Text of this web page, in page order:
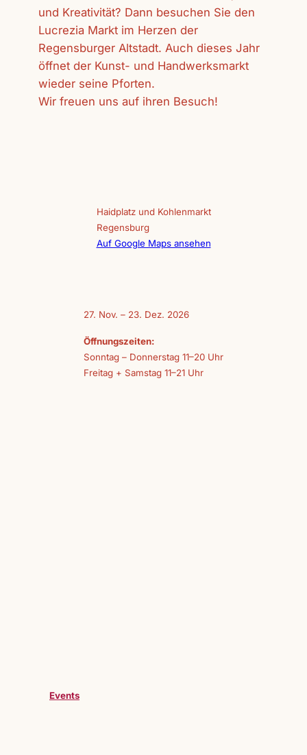
und Kreativität? Dann besuchen Sie den
Lucrezia Markt im Herzen der
Regensburger Altstadt. Auch dieses Jahr
öffnet der Kunst- und Handwerksmarkt
wieder seine Pforten.
Wir freuen uns auf ihren Besuch!
Haidplatz und Kohlenmarkt
Regensburg
Auf Google Maps ansehen
27. Nov. – 23. Dez. 2026
Öffnungszeiten:
Sonntag – Donnerstag 11–20 Uhr
Freitag + Samstag 11–21 Uhr
Events